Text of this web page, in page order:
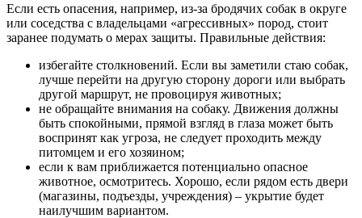
Если есть опасения, например, из-за бродячих собак в округе
или соседства с владельцами «агрессивных» пород, стоит
заранее подумать о мерах защиты. Правильные действия:
избегайте столкновений. Если вы заметили стаю собак,
лучше перейти на другую сторону дороги или выбрать
другой маршрут, не провоцируя животных;
не обращайте внимания на собаку. Движения должны
быть спокойными, прямой взгляд в глаза может быть
воспринят как угроза, не следует проходить между
питомцем и его хозяином;
если к вам приближается потенциально опасное
животное, осмотритесь. Хорошо, если рядом есть двери
(магазины, подъезды, учреждения) – укрытие будет
наилучшим вариантом.